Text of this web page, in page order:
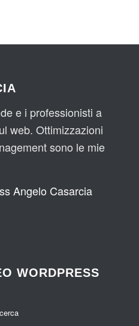
e i professionisti a
web. Ottimizzazioni
sono le mie
Angelo Casarcia
WORDPRESS